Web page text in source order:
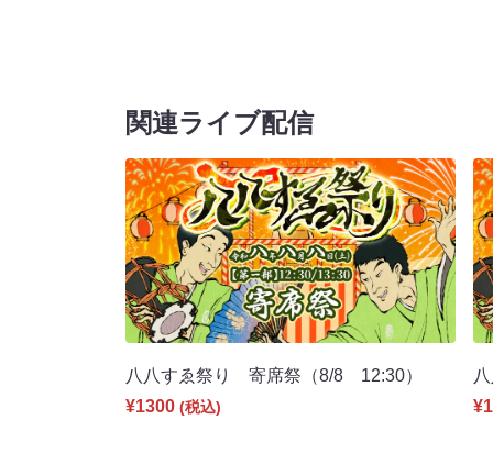
関連ライブ配信
八八すゑ祭り 寄席祭（8/8 12:30）
¥1300 (税込)